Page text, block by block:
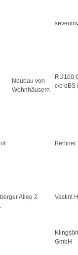
Neubau von
Wohnhäusern
RU100
c/o dBS
Berliner
Allee 2
Vastint
GmbH